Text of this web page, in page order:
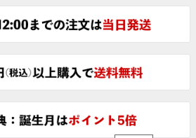
へ